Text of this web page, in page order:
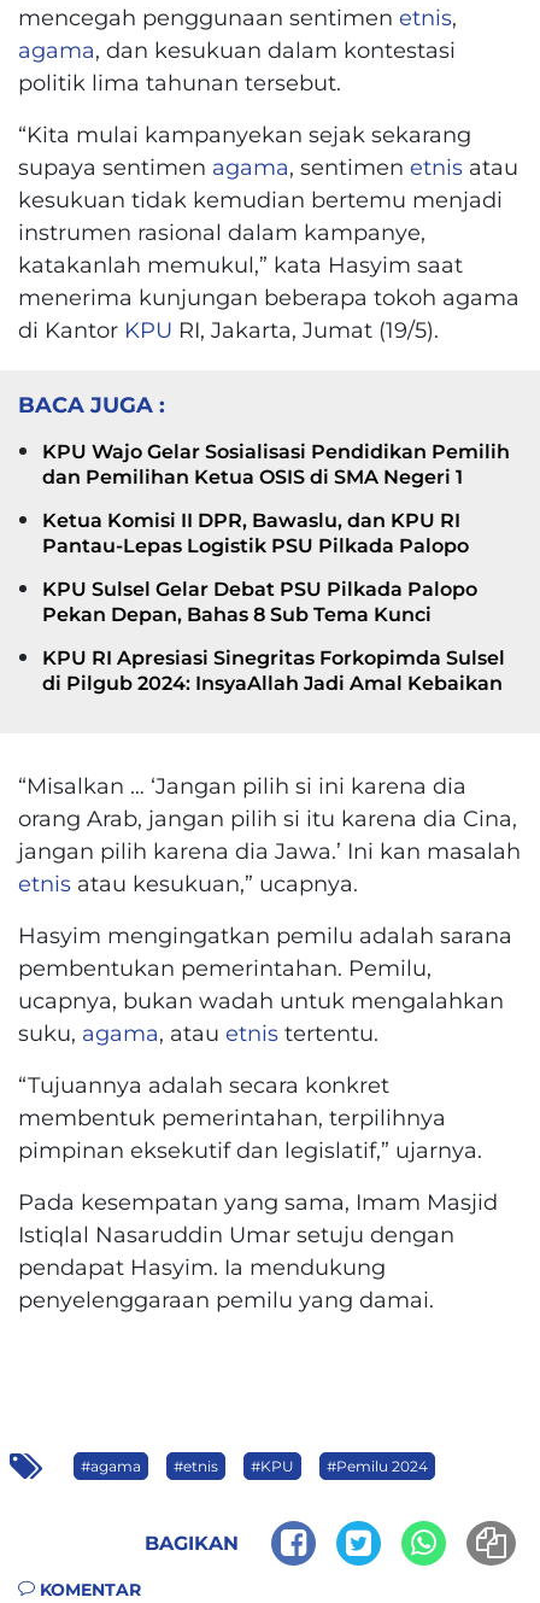
mencegah penggunaan sentimen etnis,
agama, dan kesukuan dalam kontestasi
politik lima tahunan tersebut.
“Kita mulai kampanyekan sejak sekarang
supaya sentimen agama, sentimen etnis atau
kesukuan tidak kemudian bertemu menjadi
instrumen rasional dalam kampanye,
katakanlah memukul,” kata Hasyim saat
menerima kunjungan beberapa tokoh agama
di Kantor KPU RI, Jakarta, Jumat (19/5).
BACA JUGA :
KPU Wajo Gelar Sosialisasi Pendidikan Pemilih
dan Pemilihan Ketua OSIS di SMA Negeri 1
Ketua Komisi II DPR, Bawaslu, dan KPU RI
Pantau-Lepas Logistik PSU Pilkada Palopo
KPU Sulsel Gelar Debat PSU Pilkada Palopo
Pekan Depan, Bahas 8 Sub Tema Kunci
KPU RI Apresiasi Sinegritas Forkopimda Sulsel
di Pilgub 2024: InsyaAllah Jadi Amal Kebaikan
“Misalkan … ‘Jangan pilih si ini karena dia
orang Arab, jangan pilih si itu karena dia Cina,
jangan pilih karena dia Jawa.’ Ini kan masalah
etnis atau kesukuan,” ucapnya.
Hasyim mengingatkan pemilu adalah sarana
pembentukan pemerintahan. Pemilu,
ucapnya, bukan wadah untuk mengalahkan
suku, agama, atau etnis tertentu.
“Tujuannya adalah secara konkret
membentuk pemerintahan, terpilihnya
pimpinan eksekutif dan legislatif,” ujarnya.
Pada kesempatan yang sama, Imam Masjid
Istiqlal Nasaruddin Umar setuju dengan
pendapat Hasyim. Ia mendukung
penyelenggaraan pemilu yang damai.
#agama #etnis #KPU #Pemilu 2024
BAGIKAN
KOMENTAR